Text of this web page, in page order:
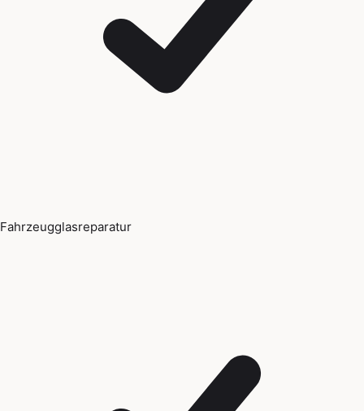
Fahrzeugglasreparatur